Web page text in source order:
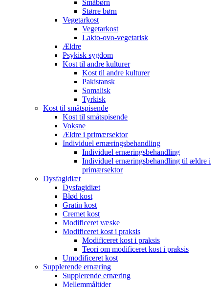
Småbørn
Større børn
Vegetarkost
Vegetarkost
Lakto-ovo-vegetarisk
Ældre
Psykisk sygdom
Kost til andre kulturer
Kost til andre kulturer
Pakistansk
Somalisk
Tyrkisk
Kost til småtspisende
Kost til småtspisende
Voksne
Ældre i primærsektor
Individuel ernæringsbehandling
Individuel ernæringsbehandling
Individuel ernæringsbehandling til ældre i
primærsektor
Dysfagidiæt
Dysfagidiæt
Blød kost
Gratin kost
Cremet kost
Modificeret væske
Modificeret kost i praksis
Modificeret kost i praksis
Teori om modificeret kost i praksis
Umodificeret kost
Supplerende ernæring
Supplerende ernæring
Mellemmåltider